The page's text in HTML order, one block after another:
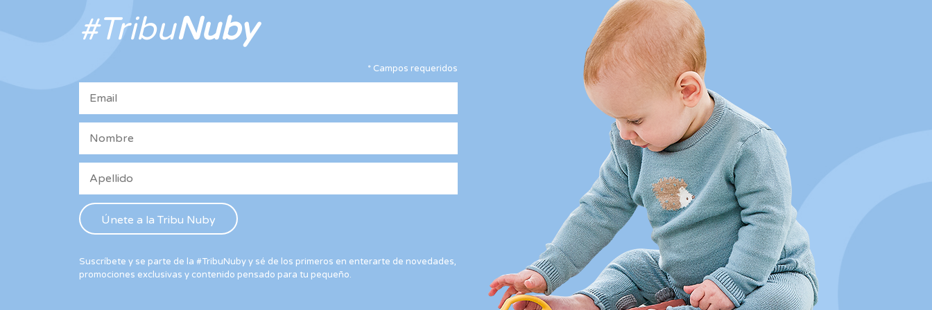
en
la
página
producto
#TribuNuby
* Campos requeridos
Suscríbete y se parte de la #TribuNuby y sé de los primeros en enterarte de novedades,
promociones exclusivas y contenido pensado para tu pequeño.